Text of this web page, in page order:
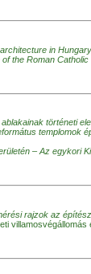
in
the Roman
történeti
templomok
– Az egykori
rajzok az
villamosvégállomás